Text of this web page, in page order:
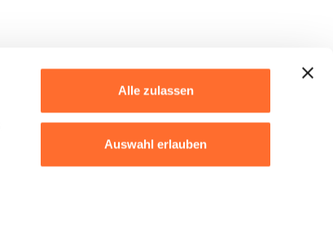
Alle zulassen
Auswahl erlauben